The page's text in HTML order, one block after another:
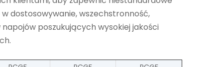
dostosowywanie, wszechstronność,
poszukujących wysokiej jakości